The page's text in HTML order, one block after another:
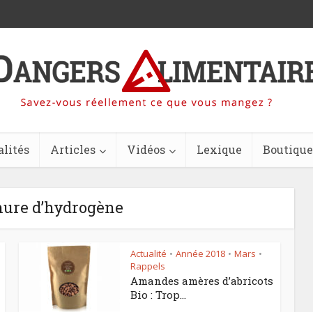
Articles Vidéos Lexique Boutique
d’hydrogène
Actualité • Année 2018 • Mars •
Rappels
Amandes amères d’abricots
Bio : Trop...